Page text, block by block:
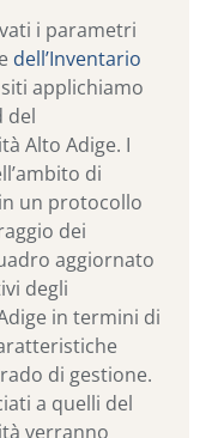
i parametri
dell’Inventario
applichiamo
del
Alto Adige. I
di
un protocollo
dei
aggiornato
degli
in termini di
di gestione.
a quelli del
verranno